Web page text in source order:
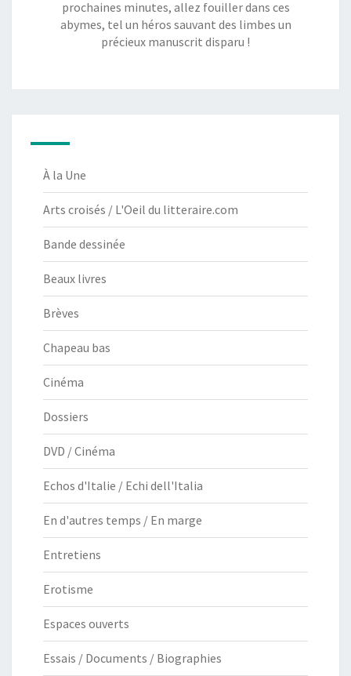
prochaines minutes, allez fouiller dans ces
abymes, tel un héros sauvant des limbes un
précieux manuscrit disparu !
À la Une
Arts croisés / L'Oeil du litteraire.com
Bande dessinée
Beaux livres
Brèves
Chapeau bas
Cinéma
Dossiers
DVD / Cinéma
Echos d'Italie / Echi dell'Italia
En d'autres temps / En marge
Entretiens
Erotisme
Espaces ouverts
Essais / Documents / Biographies